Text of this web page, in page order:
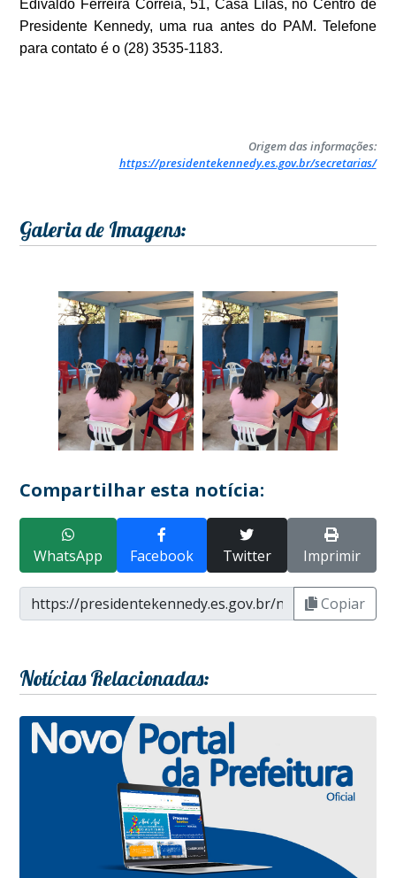
Edivaldo Ferreira Correia, 51, Casa Lilás, no Centro de
Presidente Kennedy, uma rua antes do PAM. Telefone
para contato é o (28) 3535-1183.
Origem das informações:
https://presidentekennedy.es.gov.br/secretarias/
Galeria de Imagens:
Compartilhar esta notícia:
WhatsApp Facebook Twitter Imprimir
Copiar
Notícias Relacionadas: